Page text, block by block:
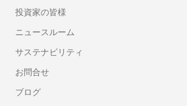
投資家の皆様
ニュースルーム
サステナビリティ
お問合せ
ブログ